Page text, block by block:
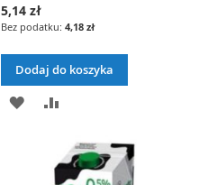
5,14 zł
4,18 zł
Dodaj do koszyka
DODAJ
LISTY